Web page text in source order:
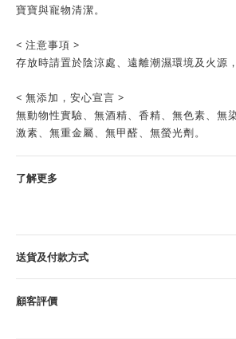
寶寶與寵物清潔。
< 注意事項 >
存放時請置於陰涼處、遠離潮濕環境及火源
< 無添加，安心宣言 >
無動物性實驗、無酒精、香精、無色素、無
激素、無重金屬、無甲醛、無螢光劑。
了解更多
送貨及付款方式
顧客評價